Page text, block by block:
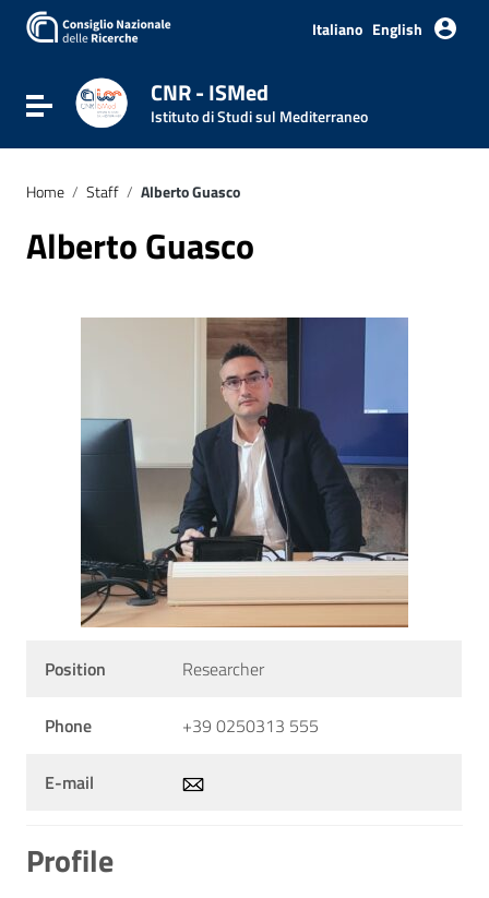
Italiano English
Toggle navigationCNR - ISMed
Istituto di Studi sul Mediterraneo
Home / Staff / Alberto Guasco
Alberto Guasco
Position Researcher
Phone +39 0250313 555
E-mail
Profile